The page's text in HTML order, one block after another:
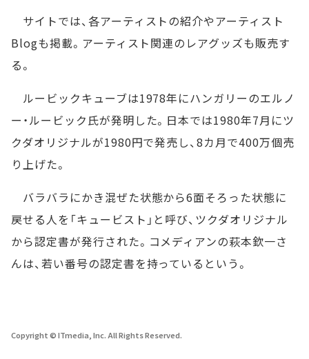
サイトでは、各アーティストの紹介やアーティスト
Blogも掲載。アーティスト関連のレアグッズも販売す
る。
ルービックキューブは1978年にハンガリーのエルノ
ー・ルービック氏が発明した。日本では1980年7月にツ
クダオリジナルが1980円で発売し、8カ月で400万個売
り上げた。
バラバラにかき混ぜた状態から6面そろった状態に
戻せる人を「キュービスト」と呼び、ツクダオリジナル
から認定書が発行された。コメディアンの萩本欽一さ
んは、若い番号の認定書を持っているという。
Copyright © ITmedia, Inc. All Rights Reserved.